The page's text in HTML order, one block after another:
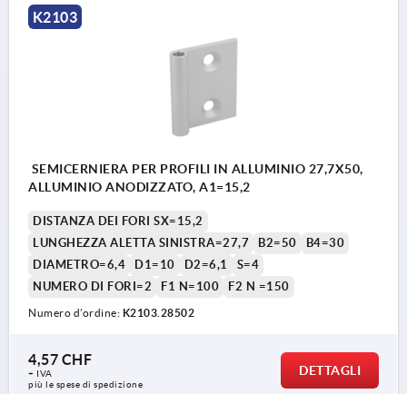
K2103
SEMICERNIERA PER PROFILI IN ALLUMINIO 27,7X50,
ALLUMINIO ANODIZZATO, A1=15,2
DISTANZA DEI FORI SX=15,2
LUNGHEZZA ALETTA SINISTRA=27,7
B2=50
B4=30
DIAMETRO=6,4
D1=10 D2=6,1
S=4
NUMERO DI FORI=2
F1 N=100 F2 N =150
Numero d’ordine: K2103.28502
4,57 CHF
+ IVA
più le spese di spedizione
DETTAGLI